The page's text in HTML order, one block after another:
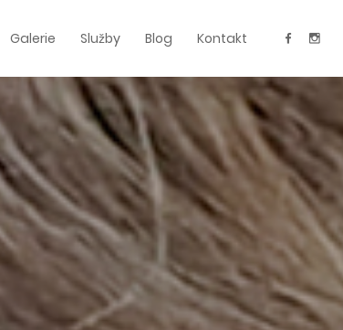
Galerie Služby Blog Kontakt